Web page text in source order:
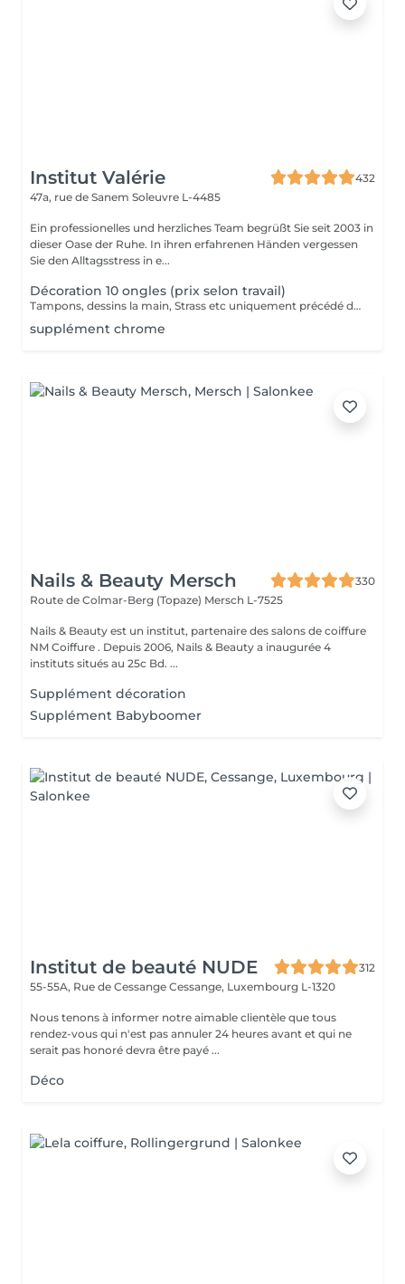
Institut Valérie
432
47a, rue de Sanem Soleuvre L-4485
Ein professionelles und herzliches Team begrüßt Sie seit 2003 in
dieser Oase der Ruhe. In ihren erfahrenen Händen vergessen
Sie den Alltagsstress in e...
Décoration 10 ongles (prix selon travail)
Tampons, dessins la main, Strass etc uniquement précédé d'un remplissage gel!
supplément chrome
Nails & Beauty Mersch
330
Route de Colmar-Berg (Topaze) Mersch L-7525
Nails & Beauty est un institut, partenaire des salons de coiffure
NM Coiffure . Depuis 2006, Nails & Beauty a inaugurée 4
instituts situés au 25c Bd. ...
Supplément décoration
Supplément Babyboomer
Institut de beauté NUDE
312
55-55A, Rue de Cessange Cessange, Luxembourg L-1320
Nous tenons à informer notre aimable clientèle que tous
rendez-vous qui n'est pas annuler 24 heures avant et qui ne
serait pas honoré devra être payé ...
Déco